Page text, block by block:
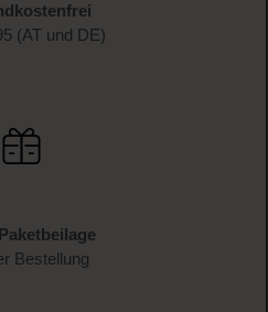
(AT und DE)
Bestellung